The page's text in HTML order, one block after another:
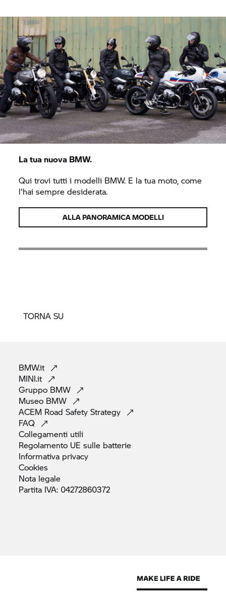
La tua nuova BMW.
Qui trovi tutti i modelli BMW. E la tua moto, come
l'hai sempre desiderata.
ALLA PANORAMICA MODELLI
TORNA SU
BMW.it
MINI.it
Gruppo BMW
Museo BMW
ACEM Road SafetyStrategy
FAQ
Collegamenti utili
Regolamento UE sulle batterie
Informativa privacy
Cookies
Nota legale
Partita IVA: 04272860372